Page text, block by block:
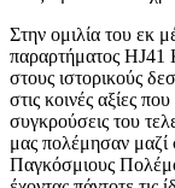
Στην ομιλία του εκ
παραρτήματος HJ41
στους ιστορικούς
στις κοινές αξίες
συγκρούσεις του
μας πολέμησαν μαζί
Παγκόσμιους